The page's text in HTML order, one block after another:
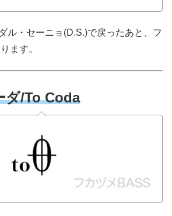
ル・セーニョ(D.S.)で戻ったあと、フ
ます。
ダ/To Coda